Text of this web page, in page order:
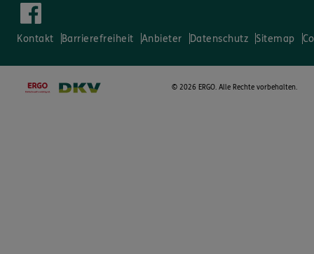
Kontakt Barrierefreiheit Anbieter Datenschutz Sitemap
© 2026 ERGO. Alle Rechte vorbehalten.